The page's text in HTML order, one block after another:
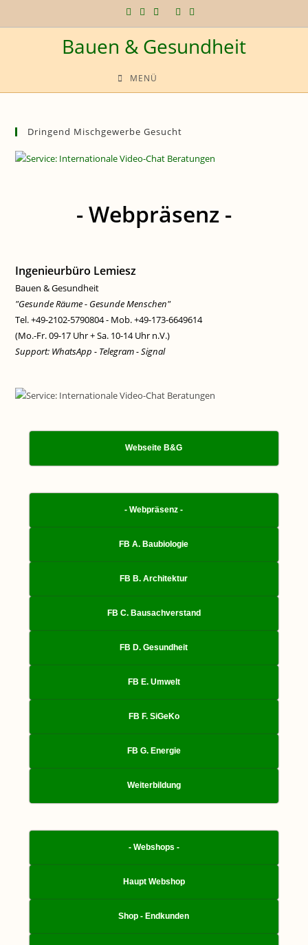
Inhalt
Bauen & Gesundheit
MENÜ
Dringend Mischgewerbe Gesucht
- Webpräsenz -
Ingenieurbüro Lemiesz
Bauen & Gesundheit
"Gesunde Räume - Gesunde Menschen"
Tel. +49-2102-5790804 - Mob. +49-173-6649614
(Mo.-Fr. 09-17 Uhr + Sa. 10-14 Uhr n.V.)
Support: WhatsApp - Telegram - Signal
Webseite B&G
- Webpräsenz -
FB A. Baubiologie
FB B. Architektur
FB C. Bausachverstand
FB D. Gesundheit
FB E. Umwelt
FB F. SiGeKo
FB G. Energie
Weiterbildung
- Webshops -
Haupt Webshop
Shop - Endkunden